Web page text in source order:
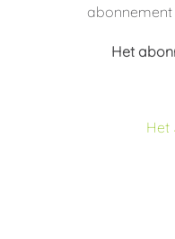
abonnement
Het
Het